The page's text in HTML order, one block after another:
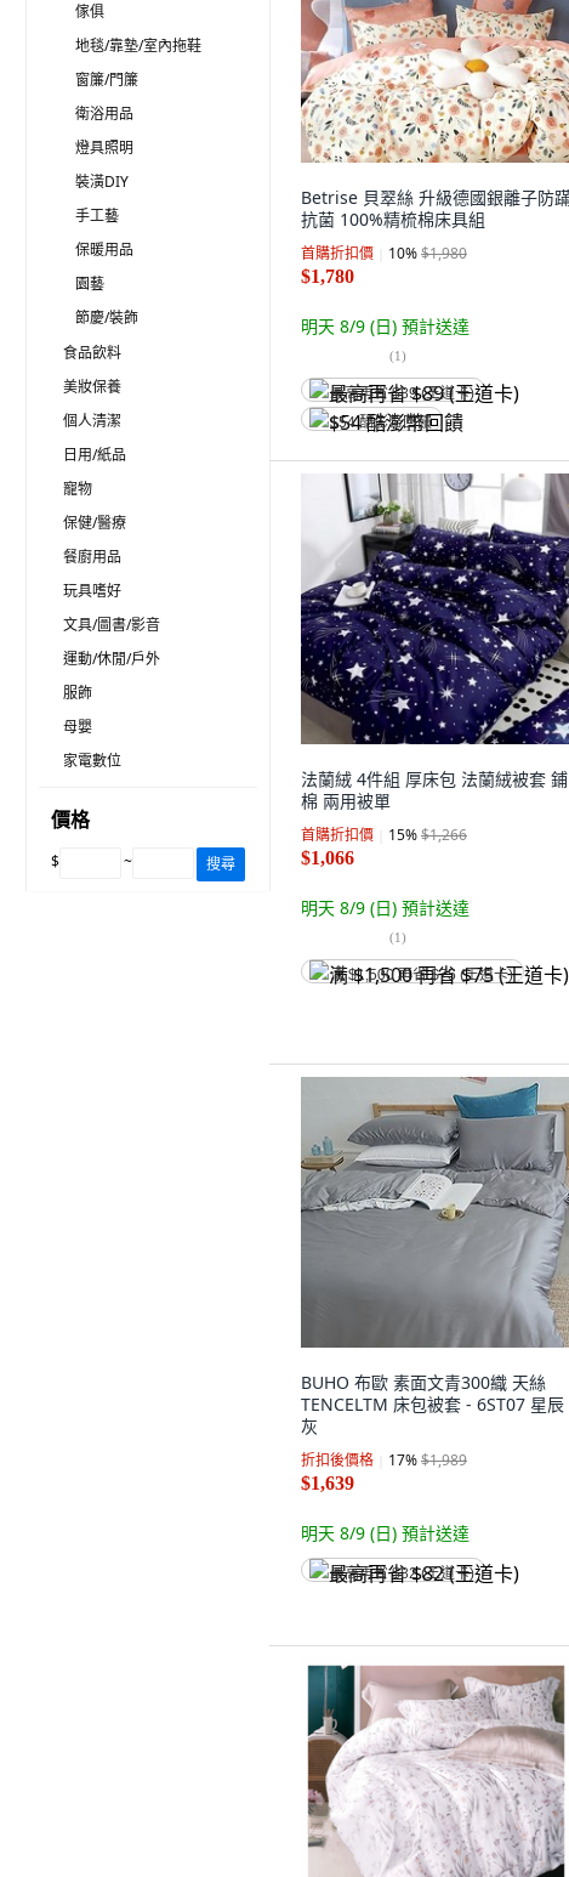
傢俱
地毯/靠墊/室內拖鞋
窗簾/門簾
衛浴用品
燈具照明
裝潢DIY
手工藝
保暖用品
園藝
節慶/裝飾
食品飲料
美妝保養
個人清潔
日用/紙品
寵物
保健/醫療
餐廚用品
玩具嗜好
文具/圖書/影音
運動/休閒/戶外
服飾
母嬰
家電數位
價格
$ ~ 搜尋
Betrise 貝翠絲 升級德國銀離子防
抗菌 100%精梳棉床具組
首購折扣價 10%$1,980
$1,780
明天 8/9 (日) 預計送達
(1)
最高再省 $89 (王道卡)
$54 酷澎幣回饋
法蘭絨 4件組 厚床包 法蘭絨被套 鋪
棉 兩用被單
首購折扣價 15%$1,266
$1,066
明天 8/9 (日) 預計送達
(1)
满 $1,500 再省 $75 (王道卡)
BUHO 布歐 素面文青300織 天絲
TENCELTM 床包被套 - 6ST07 星辰
灰
折扣後價格 17%$1,989
$1,639
明天 8/9 (日) 預計送達
最高再省 $82 (王道卡)